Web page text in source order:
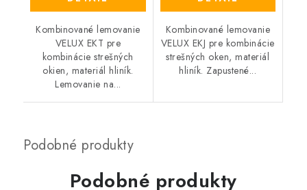
Kombinované lemovanie
VELUX EKT pre
kombinácie strešných
okien, materiál hliník.
Lemovanie na...
Kombinované lemovanie
VELUX EKJ pre kombinácie
strešných oken, materiál
hliník. Zapustené...
Podobné produkty